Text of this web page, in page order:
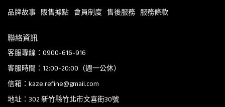
品牌故事 販售據點 會員制度 售後服務 服務條款
聯絡資訊
客服專線：0900-616-916
客服時間：12:00-20:00（週一公休）
信箱：kaze.refine@gmail.com
地址：302 新竹縣竹北市文喜街30號